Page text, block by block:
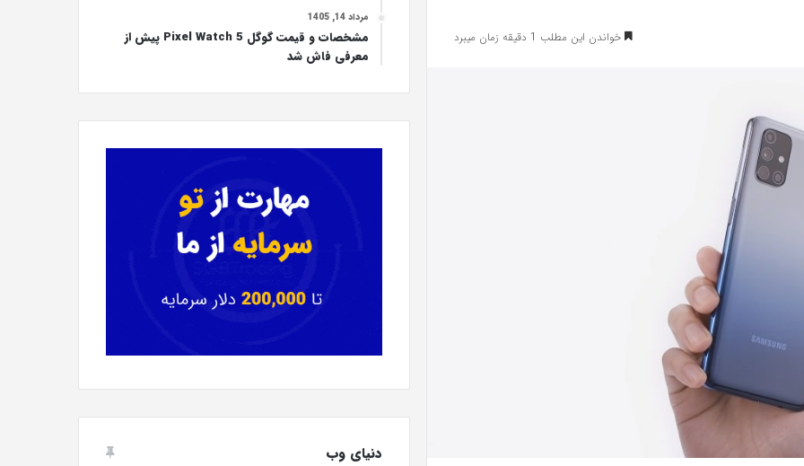
خواندن این مطلب 1 دقیقه زمان میبرد
مرداد 14, 1405
مشخصات و قیمت گوگل Pixel Watch 5 پیش از
معرفی فاش شد
دنیای وب